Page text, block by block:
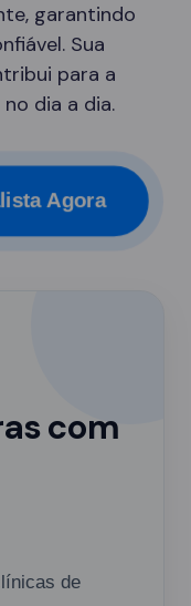
garantindo
Sua
para a
dia a dia.
Agora
com
de